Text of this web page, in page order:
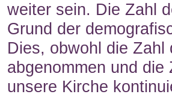
weiter sein. Die Zahl
Grund der
Dies, obwohl die
abgenommen und
unsere Kirche